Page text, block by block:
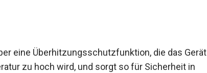
eine Überhitzungsschutzfunktion, die das Gerät
zu hoch wird, und sorgt so für Sicherheit in